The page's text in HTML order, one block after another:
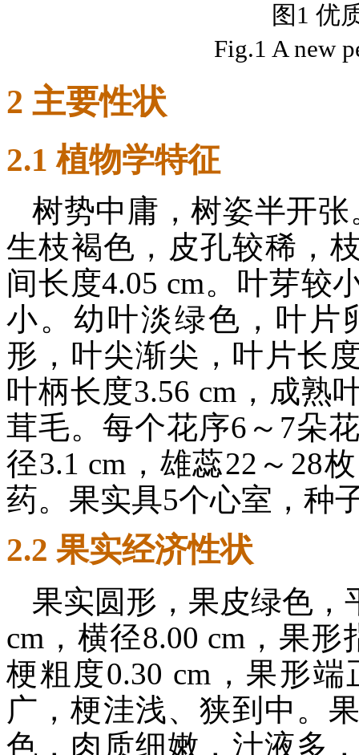
图1 优
Fig.1 A new
2 主要性状
2.1 植物学特征
树势中庸，树姿半开
生枝褐色，皮孔较稀，
间长度4.05 cm。叶芽较
小。幼叶淡绿色，叶片
形，叶尖渐尖，叶片长
叶柄长度3.56 cm，成熟
茸毛。每个花序6～7朵
径3.1 cm，雄蕊22～28
药。果实具5个心室，种
2.2 果实经济性状
果实圆形，果皮绿色，
cm，横径8.00 cm，果
梗粗度0.30 cm，果形
广，梗洼浅、狭到中。
色，肉质细嫩，汁液多